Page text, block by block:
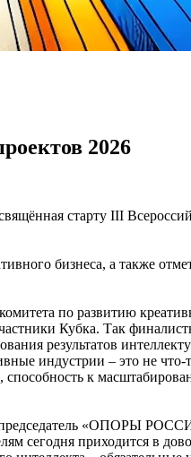
2026
старту III
бизнеса, а также
по развитию
Кубка. Так
результатов
индустрии – это не что-
к
председатель «ОПОРЫ
сегодня приходится в